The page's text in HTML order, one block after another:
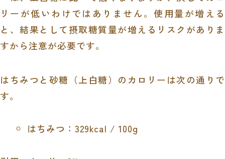
リーが低いわけではありません。使用量が増える
と、結果として摂取糖質量が増えるリスクがありま
すから注意が必要です。
はちみつと砂糖（上白糖）のカロリーは次の通りで
す。
はちみつ：329kcal / 100g